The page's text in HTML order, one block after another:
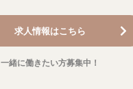
求人情報はこちら
一緒に働きたい方募集中！